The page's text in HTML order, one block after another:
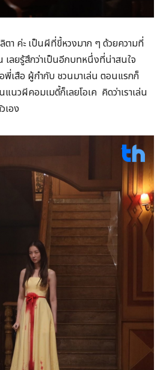
ตา ค่ะ เป็นผีที่ขี้หวงมาก ๆ ด้วยความที่
เลยรู้สึกว่าเป็นอีกบทหนึ่งที่น่าสนใจ
เสือ ผู้กำกับ ชวนมาเล่น ตอนแรกก็
นวผีคอมเมดี้ก็เลยโอเค คิดว่าเราเล่น
เอง